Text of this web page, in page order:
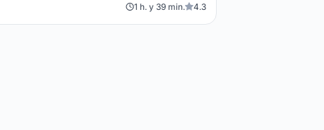
1 h. y 39 min. 4.3